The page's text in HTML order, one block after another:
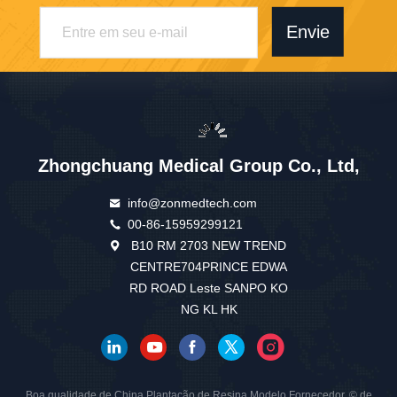
Envie
Zhongchuang Medical Group Co., Ltd,
info@zonmedtech.com
00-86-15959299121
B10 RM 2703 NEW TREND
CENTRE704PRINCE EDWA
RD ROAD Leste SANPO KO
NG KL HK